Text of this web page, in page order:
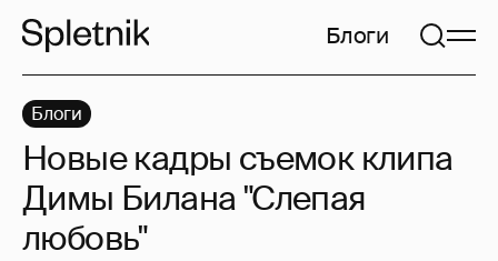
Блоги
Блоги
Новые кадры съемок клипа
Димы Билана "Слепая
любовь"